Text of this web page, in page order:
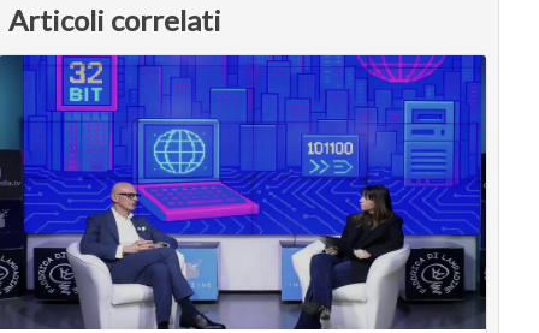
Articoli correlati